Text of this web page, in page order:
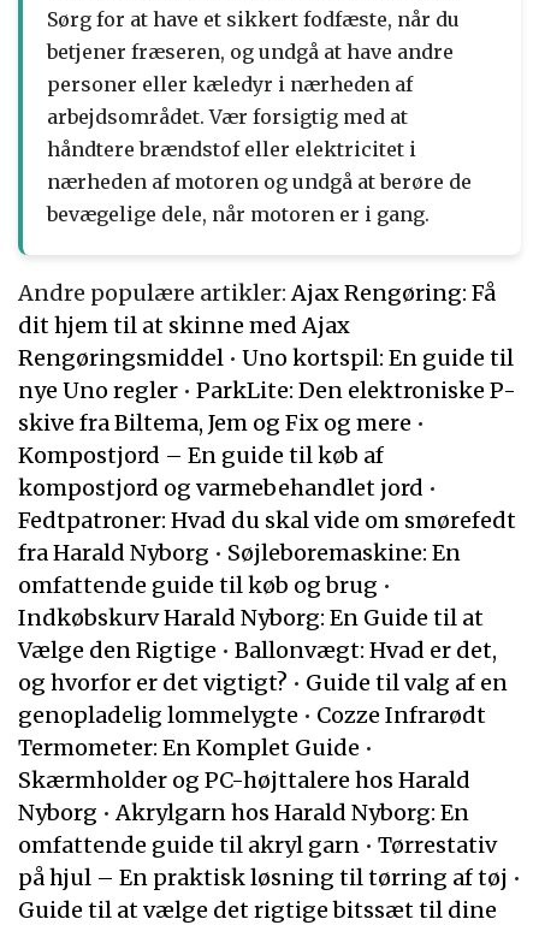
Sørg for at have et sikkert fodfæste, når du
betjener fræseren, og undgå at have andre
personer eller kæledyr i nærheden af ​​
arbejdsområdet. Vær forsigtig med at
håndtere brændstof eller elektricitet i
nærheden af ​​motoren og undgå at berøre de
bevægelige dele, når motoren er i gang.
Andre populære artikler:Ajax Rengøring: Få
dit hjem til at skinne med Ajax
Rengøringsmiddel • Uno kortspil: En guide til
nye Uno regler • ParkLite: Den elektroniske P-
skive fra Biltema, Jem og Fix og mere •
Kompostjord – En guide til køb af
kompostjord og varmebehandlet jord •
Fedtpatroner: Hvad du skal vide om smørefedt
fra Harald Nyborg • Søjleboremaskine: En
omfattende guide til køb og brug •
Indkøbskurv Harald Nyborg: En Guide til at
Vælge den Rigtige • Ballonvægt: Hvad er det,
og hvorfor er det vigtigt? • Guide til valg af en
genopladelig lommelygte • Cozze Infrarødt
Termometer: En Komplet Guide •
Skærmholder og PC-højttalere hos Harald
Nyborg •Akrylgarn hos Harald Nyborg: En
omfattende guide til akryl garn • Tørrestativ
på hjul – En praktisk løsning til tørring af tøj •
Guide til at vælge det rigtige bitssæt til dine